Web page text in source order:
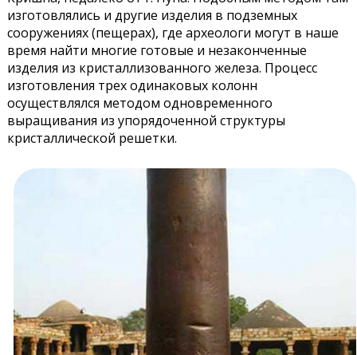
изготовлялись и другие изделия в подземных
сооружениях (пещерах), где археологи могут в наше
время найти многие готовые и незаконченные
изделия из кристаллизованного железа. Процесс
изготовления трех одинаковых колонн
осуществлялся методом одновременного
выращивания из упорядоченной структуры
кристаллической решетки.